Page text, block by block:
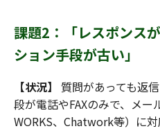
課題2：「レスポンス
ション手段が古い」
【状況】 質問があっても返
段が電話やFAXのみで、メ
WORKS、Chatwork等）に